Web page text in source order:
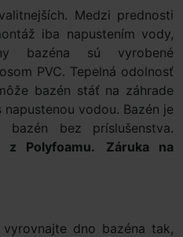
Medzi prednosti
iba napustením vody,
bazéna sú vyrobené
PVC. Tepelná odolnosť
bazén stáť na záhrade
vodou. Bazén je
bez príslušenstva.
z Polyfoamu.
Záruka na
dno bazéna tak,